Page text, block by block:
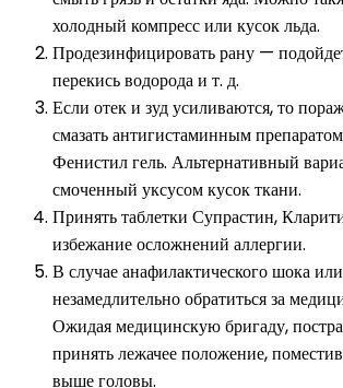
холодный компресс или кусок льда.
Продезинфицировать рану —
перекись водорода и т. д.
Если отек и зуд усиливаются, то
смазать антигистаминным
Фенистил гель. Альтернативный
смоченный уксусом кусок ткани.
Принять таблетки Супрастин,
избежание осложнений аллергии.
В случае анафилактического шока
незамедлительно обратиться за
Ожидая медицинскую бригаду,
принять лежачее положение,
выше головы.